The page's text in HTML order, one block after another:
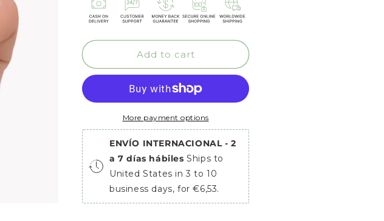
o
Add to cart
More payment options
ENVÍO INTERNACIONAL - 2
a 7 días hábilesShips to
United States in 3 to 10
business days, for €6,53.